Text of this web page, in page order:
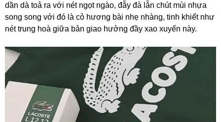
dần dà toả ra với nét ngọt ngào, đẫy đà lẫn chút mùi nhựa
song song với đó là cỏ hương bài nhẹ nhàng, tinh khiết như
nét trung hoà giữa bản giao hưởng đầy xao xuyến này.